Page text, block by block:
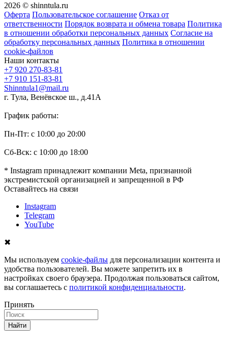
2026 © shinntula.ru
Оферта Пользовательское соглашение Отказ от
ответственности Порядок возврата и обмена товара Политика
в отношении обработки персональных данных Согласие на
обработку персональных данных Политика в отношении
cookie-файлов
Наши контакты
+7 920 270-83-81
+7 910 151-83-81
Shinntula1@mail.ru
г. Тула, Венёвское ш., д.41А
График работы:
Пн-Пт: с 10:00 до 20:00
Сб-Вск: с 10:00 до 18:00
* Instagram принадлежит компании Meta, признанной
экстремистской организацией и запрещенной в РФ
Оставайтесь на связи
Instagram
Telegram
YouTube
✖
Мы используем cookie-файлы для персонализации контента и
удобства пользователей. Вы можете запретить их в
настройках своего браузера. Продолжая пользоваться сайтом,
вы соглашаетесь с политикой конфиденциальности.
Принять
Найти